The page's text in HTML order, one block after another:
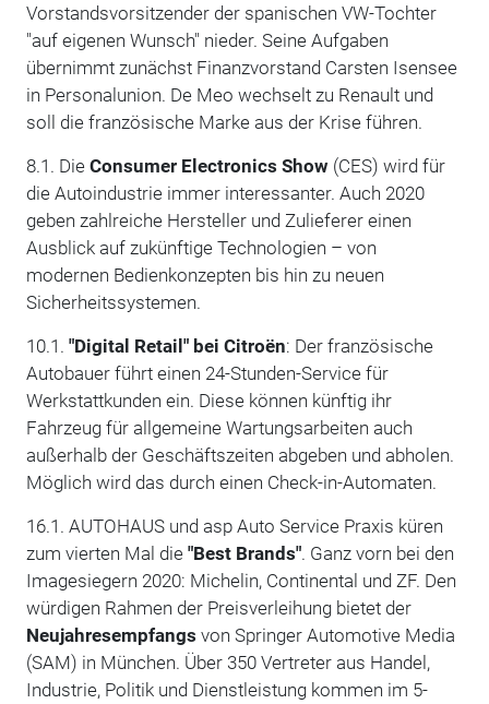
Vorstandsvorsitzender der spanischen VW-Tochter
"auf eigenen Wunsch" nieder. Seine Aufgaben
übernimmt zunächst Finanzvorstand Carsten Isensee
in Personalunion. De Meo wechselt zu Renault und
soll die französische Marke aus der Krise führen.
8.1. Die Consumer Electronics Show (CES) wird für
die Autoindustrie immer interessanter. Auch 2020
geben zahlreiche Hersteller und Zulieferer einen
Ausblick auf zukünftige Technologien – von
modernen Bedienkonzepten bis hin zu neuen
Sicherheitssystemen.
10.1. "Digital Retail" bei Citroën: Der französische
Autobauer führt einen 24-Stunden-Service für
Werkstattkunden ein. Diese können künftig ihr
Fahrzeug für allgemeine Wartungsarbeiten auch
außerhalb der Geschäftszeiten abgeben und abholen.
Möglich wird das durch einen Check-in-Automaten.
16.1. AUTOHAUS und asp Auto Service Praxis küren
zum vierten Mal die "Best Brands". Ganz vorn bei den
Imagesiegern 2020: Michelin, Continental und ZF. Den
würdigen Rahmen der Preisverleihung bietet der
Neujahresempfangs von Springer Automotive Media
(SAM) in München. Über 350 Vertreter aus Handel,
Industrie, Politik und Dienstleistung kommen im 5-